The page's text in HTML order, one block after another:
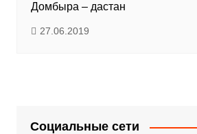
Домбыра – дастан
27.06.2019
Социальные сети